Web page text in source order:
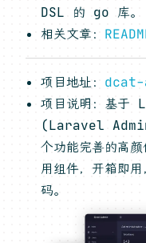
DSL 的 go 库。
相关文章：
项目地址： dcat-
项目说明：基于
(Laravel
个功能完善的高
用组件，开箱即
码。